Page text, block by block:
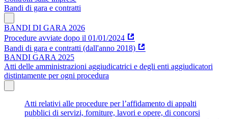
Bandi di gara e contratti
BANDI DI GARA 2026
Procedure avviate dopo il 01/01/2024
Bandi di gara e contratti (dall'anno 2018)
BANDI GARA 2025
Atti delle amministrazioni aggiudicatrici e degli enti aggiudicatori
distintamente per ogni procedura
Atti relativi alle procedure per l’affidamento di appalti
pubblici di servizi, forniture, lavori e opere, di concorsi